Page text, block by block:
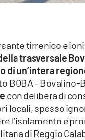
tirrenico e
trasversale
di un’intera
BOBA – Bovalino-
con delibera di
locali, spesso
l’isolamento e
di Reggio